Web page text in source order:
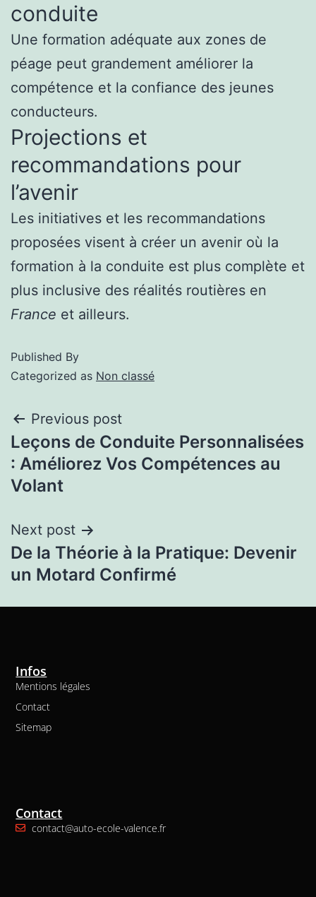
conduite
Une formation adéquate aux zones de
péage peut grandement améliorer la
compétence et la confiance des jeunes
conducteurs.
Projections et
recommandations pour
l’avenir
Les initiatives et les recommandations
proposées visent à créer un avenir où la
formation à la conduite est plus complète et
plus inclusive des réalités routières en
France et ailleurs.
Published By
Categorized as Non classé
Previous post
Leçons de Conduite Personnalisées
: Améliorez Vos Compétences au
Volant
Next post
De la Théorie à la Pratique: Devenir
un Motard Confirmé
Infos
Mentions légales
Contact
Sitemap
Contact
contact@auto-ecole-valence.fr